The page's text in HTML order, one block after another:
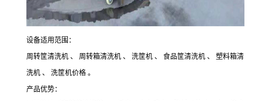
设备适用范围：
周转筐清洗机 、 周转箱清洗机 、 洗筐机 、 食品筐清洗机 、 塑料箱清
洗机 、 洗筐机价格 。
产品优势：